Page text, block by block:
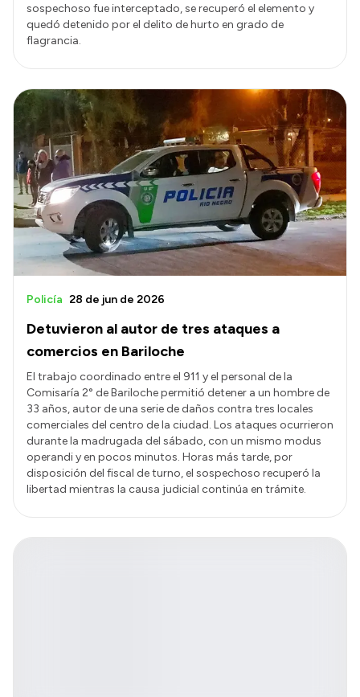
sospechoso fue interceptado, se recuperó el elemento y
quedó detenido por el delito de hurto en grado de
flagrancia.
Detuvieron al autor de tres ataques a
comercios en Bariloche
Policía 28 de jun de 2026
El trabajo coordinado entre el 911 y el personal de la
Comisaría 2° de Bariloche permitió detener a un hombre de
33 años, autor de una serie de daños contra tres locales
comerciales del centro de la ciudad. Los ataques ocurrieron
durante la madrugada del sábado, con un mismo modus
operandi y en pocos minutos. Horas más tarde, por
disposición del fiscal de turno, el sospechoso recuperó la
libertad mientras la causa judicial continúa en trámite.